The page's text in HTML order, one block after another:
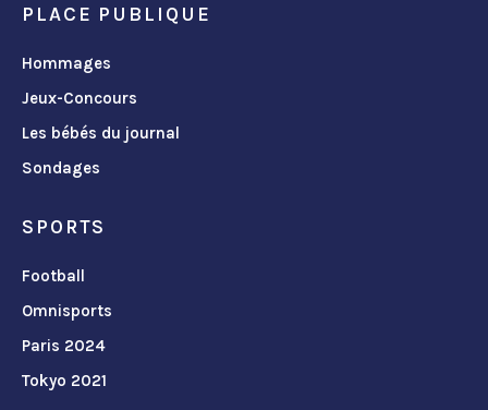
PLACE PUBLIQUE
Hommages
Jeux-Concours
Les bébés du journal
Sondages
SPORTS
Football
Omnisports
Paris 2024
Tokyo 2021